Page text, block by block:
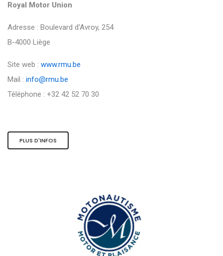
Royal Motor Union
Adresse : Boulevard d'Avroy, 254
B-4000 Liège
Site web : www.rmu.be
Mail : info@rmu.be
Téléphone : +32 42 52 70 30
PLUS D'INFOS